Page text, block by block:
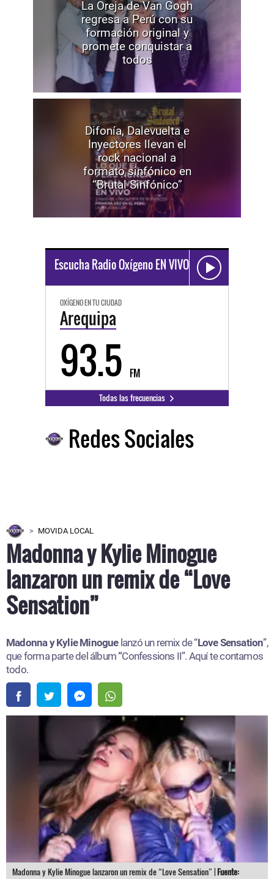
La Oreja de Van Gogh
regresa a Perú con su
formación original y
promete conquistar a
todos
Difonía, Dalevuelta e
Inyectores llevan el
rock nacional a
formato sinfónico en
“Brutal Sinfónico”
Escucha Radio Oxígeno EN VIVO
OXÍGENO EN TU CIUDAD
Arequipa
93.5 FM
Todas las frecuencias
Redes Sociales
MOVIDA LOCAL
Madonna y Kylie Minogue
lanzaron un remix de “Love
Sensation”
Madonna y Kylie Minogue lanzó un remix de “Love Sensation”,
que forma parte del álbum “Confessions II”. Aquí te contamos
todo.
Madonna y Kylie Minogue lanzaron un remix de “Love Sensation” |Fuente: